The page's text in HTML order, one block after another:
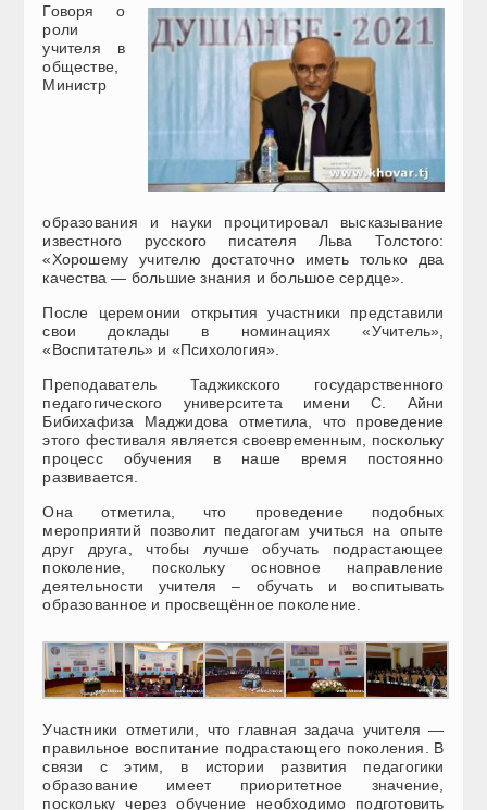
Говоря о
роли
учителя в
обществе,
Министр
образования и науки процитировал высказывание
известного русского писателя Льва Толстого:
«Хорошему учителю достаточно иметь только два
качества — большие знания и большое сердце».
После церемонии открытия участники представили
свои доклады в номинациях «Учитель»,
«Воспитатель» и «Психология».
Преподаватель Таджикского государственного
педагогического университета имени С. Айни
Бибихафиза Маджидова отметила, что проведение
этого фестиваля является своевременным, поскольку
процесс обучения в наше время постоянно
развивается.
Она отметила, что проведение подобных
мероприятий позволит педагогам учиться на опыте
друг друга, чтобы лучше обучать подрастающее
поколение, поскольку основное направление
деятельности учителя – обучать и воспитывать
образованное и просвещённое поколение.
Участники отметили, что главная задача учителя —
правильное воспитание подрастающего поколения. В
связи с этим, в истории развития педагогики
образование имеет приоритетное значение,
поскольку через обучение необходимо подготовить